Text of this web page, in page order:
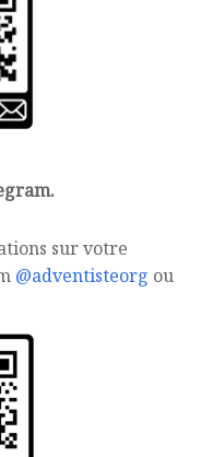
sur votre
@adventisteorg ou